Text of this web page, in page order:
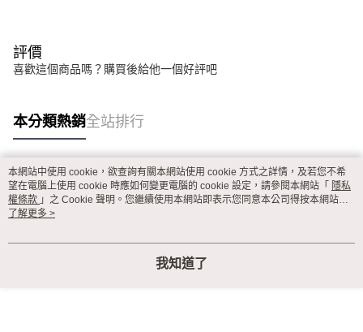
評價
喜歡這個商品嗎？購買後給他一個好評吧
本分類熱銷全站排行
熱門標籤
本網站中使用 cookie，欲查詢有關本網站使用 cookie 方式之詳情，及若您不希
望在電腦上使用 cookie 時應如何變更電腦的 cookie 設定，請參閱本網站「 隱私
權條款 」之 Cookie 聲明。您繼續使用本網站即表示您同意本公司得按本網站使
用條款之 Cookie 聲明使用 cookie。
了解更多 >
我知道了